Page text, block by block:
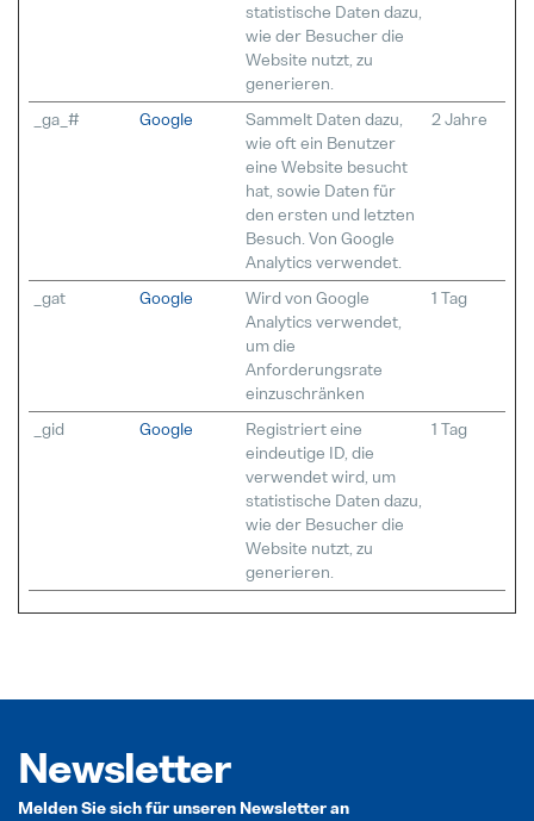
statistische Daten dazu,
wie der Besucher die
Website nutzt, zu
generieren.
_ga_# Google
Sammelt Daten dazu,
wie oft ein Benutzer
eine Website besucht
hat, sowie Daten für
den ersten und letzten
Besuch. Von Google
Analytics verwendet.
2 Jahre
_gat Google
Wird von Google
Analytics verwendet,
um die
Anforderungsrate
einzuschränken
1 Tag
_gid Google
Registriert eine
eindeutige ID, die
verwendet wird, um
statistische Daten dazu,
wie der Besucher die
Website nutzt, zu
generieren.
1 Tag
Newsletter
Melden Sie sich für unseren Newsletter an